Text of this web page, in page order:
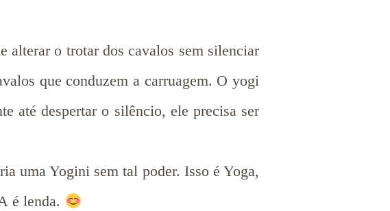
alterar o trotar dos cavalos sem silenciar
que conduzem a carruagem. O yogi
até despertar o silêncio, ele precisa ser
uma Yogini sem tal poder. Isso é Yoga,
é lenda.